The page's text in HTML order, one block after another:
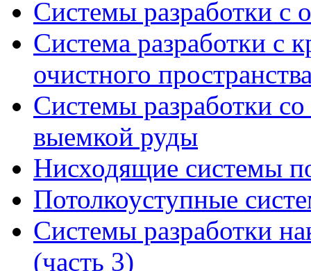
Системы разработки
Система разработки с
очистного
Системы разработки
выемкой руды
Нисходящие системы
Потолкоуступные
Системы разработки
(часть 3)